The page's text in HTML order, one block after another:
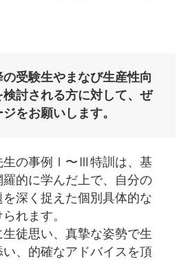
受験生やまなび生産性向
討される方に対して、ぜ
をお願いします。
生の事例Ⅰ〜Ⅲ特訓は、基
的に学んだ上で、自分の
を深く捉えた個別具体的な
れます。
生徒思い、真摯な姿勢で生
、的確なアドバイスを頂